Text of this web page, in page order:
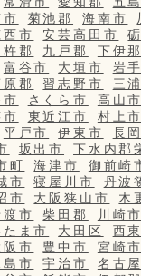
菊池郡 海南市
西市 安芸高田市
郡 九戸郡 下伊
富谷市 大垣市 岩
郡 習志野市 三
さくら市 高山市
東近江市 村上市
平戸市 伊東市 長
坂出市 下水内郡
町 海津市 御前崎
市 寝屋川市 丹波
市 大阪狭山市 木
渡市 柴田郡 川崎市
たま市 大田区 西
阪市 豊中市 宮崎市
島市 宇治市 名古